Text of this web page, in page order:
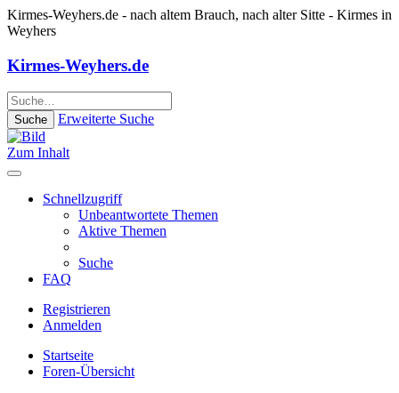
Kirmes-Weyhers.de - nach altem Brauch, nach alter Sitte - Kirmes in
Weyhers
Kirmes-Weyhers.de
Suche Erweiterte Suche
Zum Inhalt
Schnellzugriff
Unbeantwortete Themen
Aktive Themen
Suche
FAQ
Registrieren
Anmelden
Startseite
Foren-Übersicht